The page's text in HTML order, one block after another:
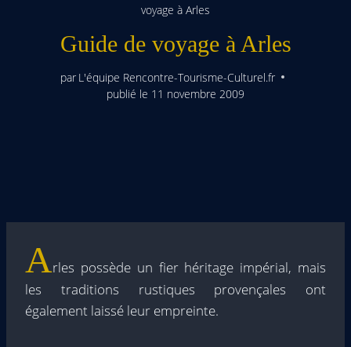
voyage à Arles
Guide de voyage à Arles
par L'équipe Rencontre-Tourisme-Culturel.fr
publié le 11 novembre 2009
Arles possède un fier héritage impérial, mais
les traditions rustiques provençales ont
également laissé leur empreinte.